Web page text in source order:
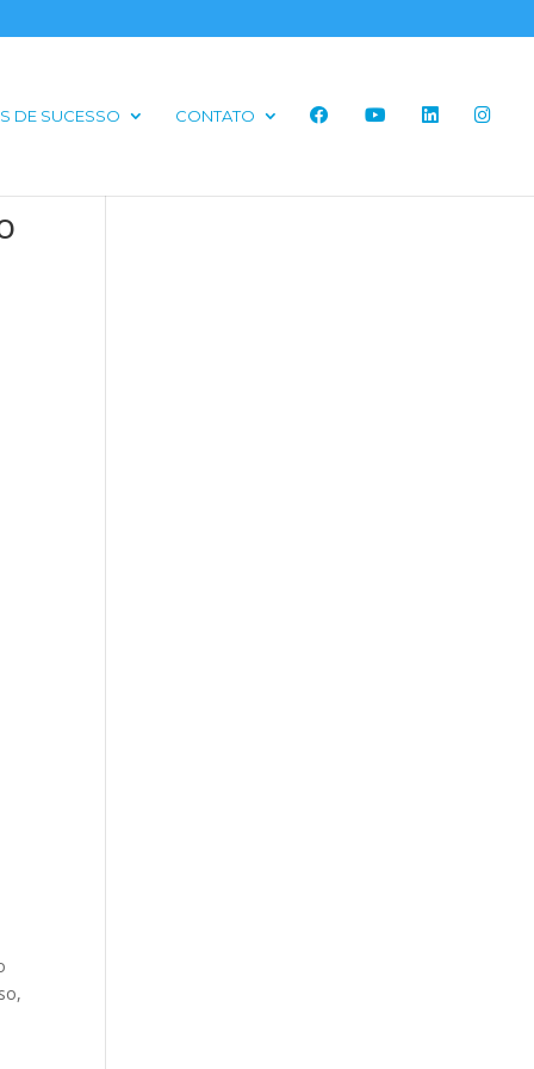
DE SUCESSO CONTATO